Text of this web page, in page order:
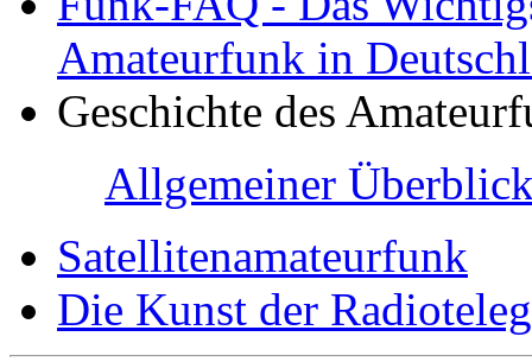
Amateurfunk in
Geschichte des
Allgemeiner
Satellitenamateurfunk
Die Kunst der